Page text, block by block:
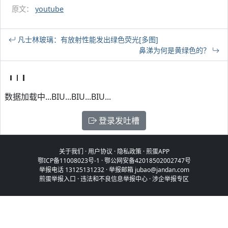
原文： youtube
凡士林玻璃：有放射性能发出绿色荧光[多图]
鼻涕为何是黄绿色的？
数据加载中...BIU...BIU...BIU...
登录发吐槽
关于我们 ·用户协议 · 隐私政策·煎蛋APP
鄂ICP备11008023号-1 ·鄂公网安备42018502002747号
举报电话 13125131232 · 举报邮箱 jubao@jandan.com
煎蛋举报入口 ·违法和不良信息举报中心 ·涉企举报专区